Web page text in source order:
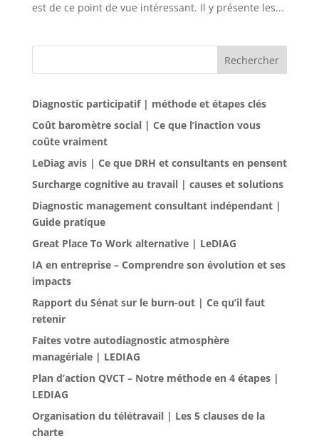
est de ce point de vue intéressant. Il y présente les...
Rechercher
Diagnostic participatif | méthode et étapes clés
Coût baromètre social | Ce que l’inaction vous
coûte vraiment
LeDiag avis | Ce que DRH et consultants en pensent
Surcharge cognitive au travail | causes et solutions
Diagnostic management consultant indépendant |
Guide pratique
Great Place To Work alternative | LeDIAG
IA en entreprise – Comprendre son évolution et ses
impacts
Rapport du Sénat sur le burn-out | Ce qu’il faut
retenir
Faites votre autodiagnostic atmosphère
managériale | LEDIAG
Plan d’action QVCT – Notre méthode en 4 étapes |
LEDIAG
Organisation du télétravail | Les 5 clauses de la
charte